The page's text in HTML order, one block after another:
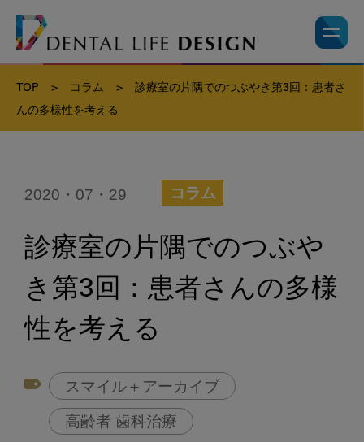
TOP > コラム >
診療室の片隅でのつぶやき第3回：患者さ
んの多様性を考える
2020・07・29 コラム
診療室の片隅でのつぶや
き第3回：患者さんの多様
性を考える
スマイル＋アーカイブ
高齢者 歯科治療